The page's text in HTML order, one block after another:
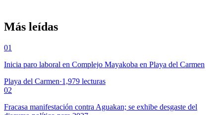
Más leídas
01
Inicia paro laboral en Complejo Mayakoba en Playa del Carmen
Playa del Carmen·1,979 lecturas
02
Fracasa manifestación contra Aguakan; se exhibe desgaste del